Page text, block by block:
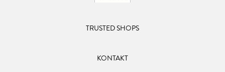
TRUSTED SHOPS
KONTAKT